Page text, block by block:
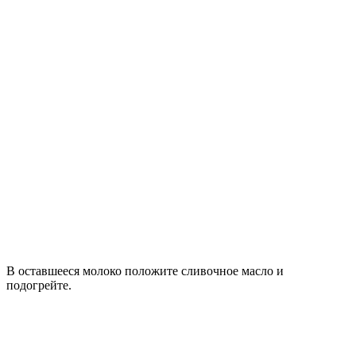
В оставшееся молоко положите сливочное масло и
подогрейте.